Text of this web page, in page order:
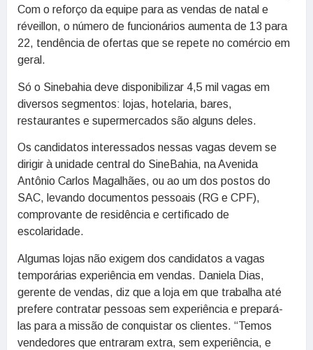
Com o reforço da equipe para as vendas de natal e
réveillon, o número de funcionários aumenta de 13 para
22, tendência de ofertas que se repete no comércio em
geral.
Só o Sinebahia deve disponibilizar 4,5 mil vagas em
diversos segmentos: lojas, hotelaria, bares,
restaurantes e supermercados são alguns deles.
Os candidatos interessados nessas vagas devem se
dirigir à unidade central do SineBahia, na Avenida
Antônio Carlos Magalhães, ou ao um dos postos do
SAC, levando documentos pessoais (RG e CPF),
comprovante de residência e certificado de
escolaridade.
Algumas lojas não exigem dos candidatos a vagas
temporárias experiência em vendas. Daniela Dias,
gerente de vendas, diz que a loja em que trabalha até
prefere contratar pessoas sem experiência e prepará-
las para a missão de conquistar os clientes. “Temos
vendedores que entraram extra, sem experiência, e